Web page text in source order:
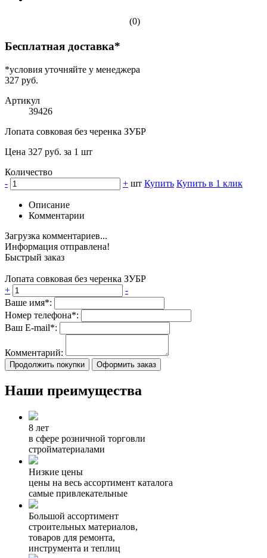
(0)
Бесплатная доставка*
*условия уточняйте у менеджера
327 руб.
Артикул
39426
Лопата совковая без черенка ЗУБР
Цена 327 руб. за 1 шт
Количество
-
+ шт Купить Купить в 1 клик
Описание
Комментарии
Загрузка комментариев...
Информация отправлена!
Быстрый заказ
Лопата совковая без черенка ЗУБР
+
-
Ваше имя*:
Номер телефона*:
Ваш E-mail*:
Комментарий:
Продолжить покупки Оформить заказ
Наши преимущества
8 лет
в сфере розничной торговли
стройматериалами
Низкие цены
цены на весь ассортимент каталога
самые привлекательные
Большой ассортимент
строительных материалов,
товаров для ремонта,
инструмента и теплиц